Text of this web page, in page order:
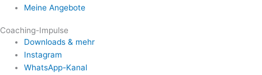
Meine Angebote
Coaching-Impulse
Downloads & mehr
Instagram
WhatsApp-Kanal